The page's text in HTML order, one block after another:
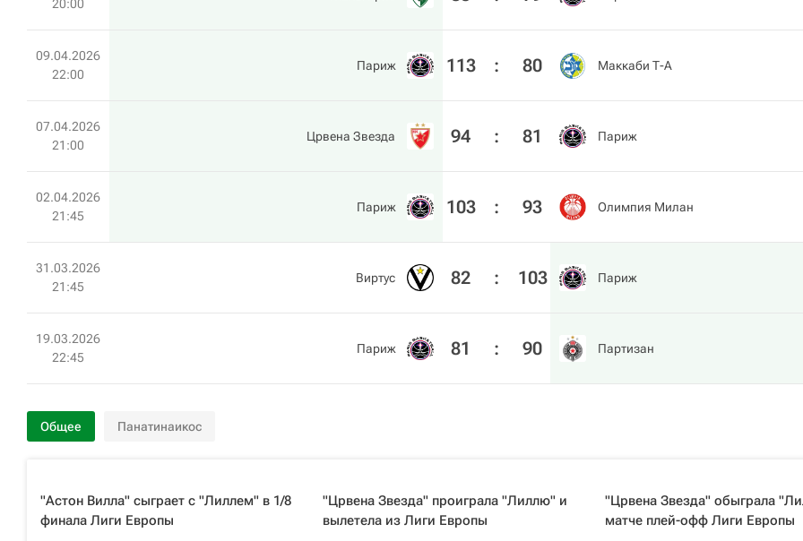
20:00
09.04.2026
22:00
Париж 113 : 80 Маккаби Т-А
07.04.2026
21:00
Црвена Звезда 94 : 81 Париж
02.04.2026
21:45
Париж 103 : 93 Олимпия Милан
31.03.2026
21:45
Виртус 82 : 103 Париж
19.03.2026
22:45
Париж 81 : 90 Партизан
Общее Панатинаикос
"Астон Вилла" сыграет с "Лиллем" в 1/8
финала Лиги Европы
"Црвена Звезда" проиграла "Лиллю" и
вылетела из Лиги Европы
"Црвена Звезда" обыграла
матче плей-офф Лиги Европы